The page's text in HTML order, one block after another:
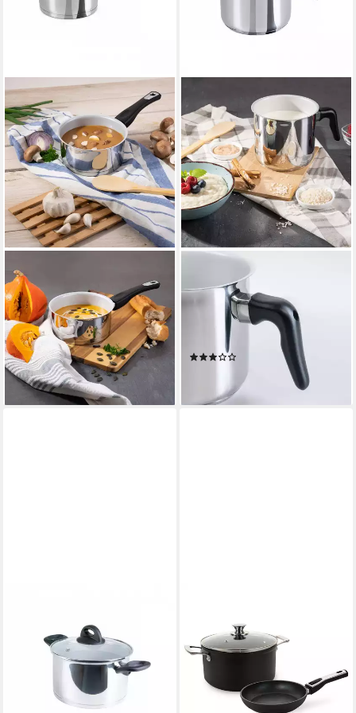
GENIUS
Kasserolle Cerafit Steel
Stielkasserolle 16 cm,
Aluminium (1 Topf)
34,85 €
lieferbar - in 3-4 Werktagen bei dir
Milchtopf Cerafit Steel
Milchtopf 14 cm, Edelstahl,
Keramik, Antihaft-
Beschichtung
lieferbar - in 3-4 Werktagen bei dir